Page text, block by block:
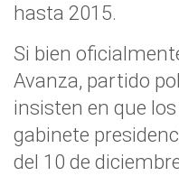
hasta 2015.
Si bien
Avanza, partido
insisten en que
gabinete
del 10 de